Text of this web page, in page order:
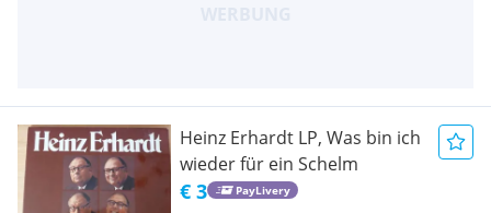
Heinz Erhardt LP, Was bin ich
wieder für ein Schelm
€ 3 PayLivery